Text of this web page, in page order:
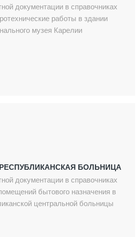
документации в справочниках
работы в здании
музея Карелии
БОЛЬНИЦА
документации в справочниках
бытового назначения в
центральной больницы